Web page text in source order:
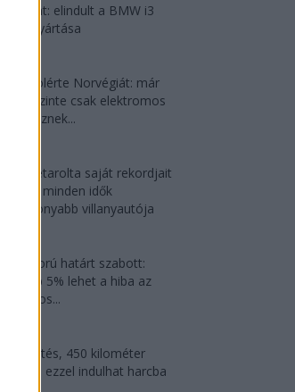
elindult a BMW i3
utolérte Norvégiát: már
is szinte csak elektromos
vesznek...
Audi letarolta saját rekordjait
készül minden idők
villanyautója
szigorú határt szabott:
5% lehet a hiba az
perc töltés, 450 kilométer
– ezzel indulhat harcba